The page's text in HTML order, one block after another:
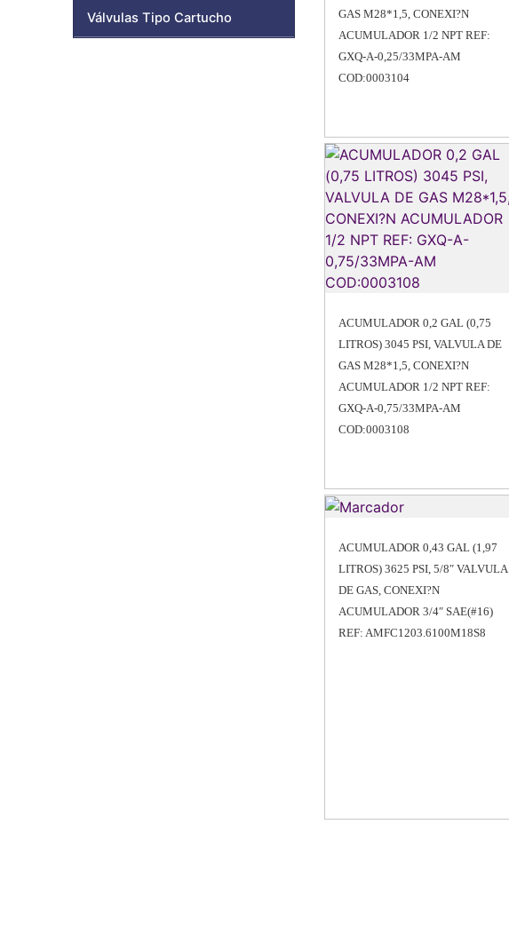
Válvulas Tipo Cartucho
GAS M28*1,5, CONEXI?N
ACUMULADOR 1/2 NPT REF:
GXQ-A-0,25/33MPA-AM
COD:0003104
ACUMULADOR 0,2 GAL (0,75
LITROS) 3045 PSI, VALVULA DE
GAS M28*1,5, CONEXI?N
ACUMULADOR 1/2 NPT REF:
GXQ-A-0,75/33MPA-AM
COD:0003108
ACUMULADOR 0,43 GAL (1,97
LITROS) 3625 PSI, 5/8″ VALVULA
DE GAS, CONEXI?N
ACUMULADOR 3/4″ SAE(#16)
REF: AMFC1203.6100M18S8